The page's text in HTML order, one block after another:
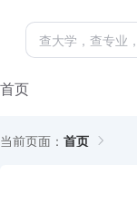
首页
当前页面： 首页